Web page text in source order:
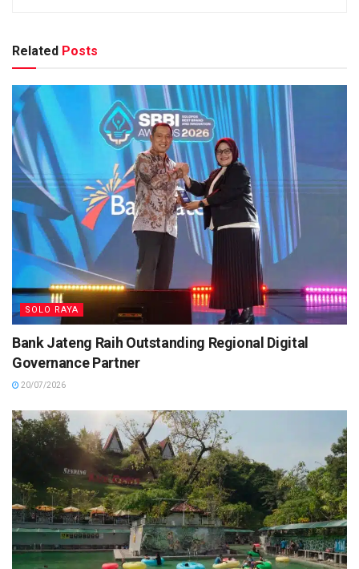
Related Posts
SOLO RAYA
Bank Jateng Raih Outstanding Regional Digital
Governance Partner
20/07/2026